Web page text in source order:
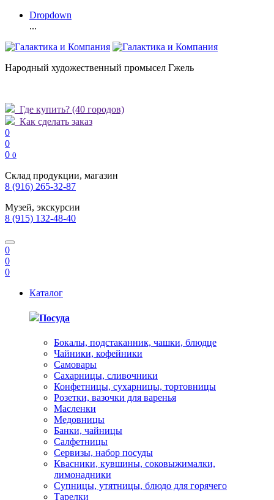
Dropdown
...
Народный художественный промысел Гжель
Где купить? (40 городов)
Как сделать заказ
0
0
0 0
Склад продукции, магазин
8 (916) 265-32-87
Музей, экскурсии
8 (915) 132-48-40
0
0
0
Каталог
Посуда
Бокалы, подстаканник, чашки, блюдце
Чайники, кофейники
Самовары
Сахарницы, сливочники
Конфетницы, сухарницы, тортовницы
Розетки, вазочки для варенья
Масленки
Медовницы
Банки, чайницы
Салфетницы
Сервизы, набор посуды
Квасники, кувшины, соковыжималки,
лимонадники
Супницы, утятницы, блюдо для горячего
Тарелки